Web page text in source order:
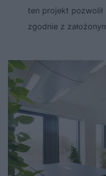
ten projekt
zgodnie z